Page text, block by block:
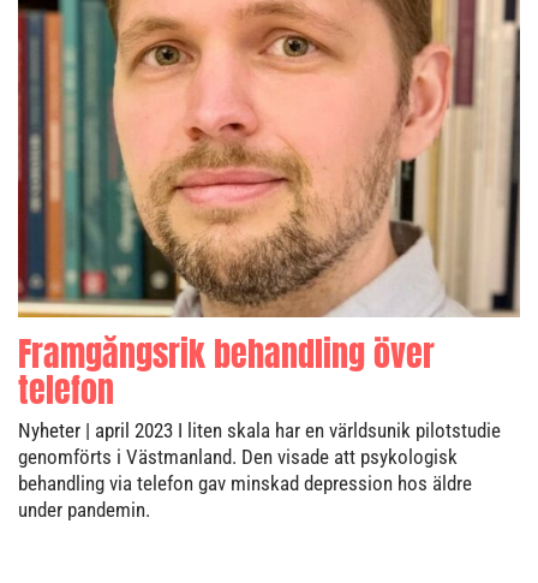
Framgångsrik behandling över
telefon
Nyheter | april 2023 I liten skala har en världsunik pilotstudie
genomförts i Västmanland. Den visade att psykologisk
behandling via telefon gav minskad depression hos äldre
under pandemin.